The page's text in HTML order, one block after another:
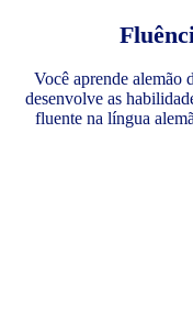
Você aprende alemão
desenvolve as
fluente na língua